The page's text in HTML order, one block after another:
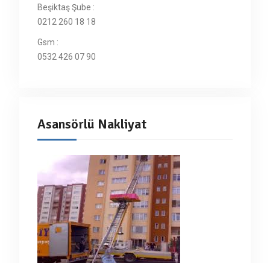
Beşiktaş Şube :
0212 260 18 18
Gsm :
0532 426 07 90
Asansörlü Nakliyat